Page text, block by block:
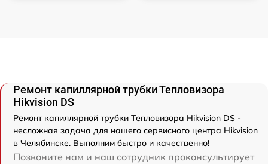
Ремонт капиллярной трубки Тепловизора
Hikvision DS
Ремонт капиллярной трубки Тепловизора Hikvision DS -
несложная задача для нашего сервисного центра Hikvision
в Челябинске. Выполним быстро и качественно!
Позвоните нам и наш сотрудник проконсультирует